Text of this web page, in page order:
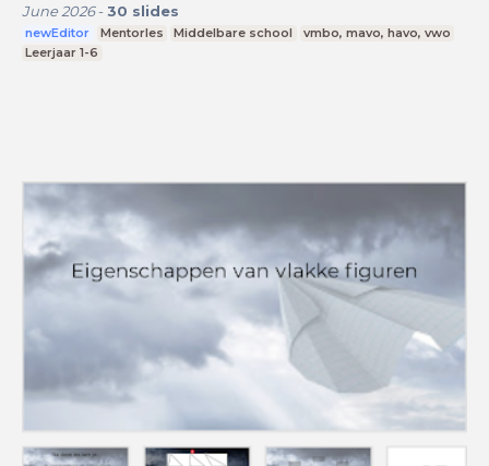
June 2026- 30 slides
newEditor Mentorles Middelbare school
vmbo, mavo, havo, vwo
Leerjaar 1-6